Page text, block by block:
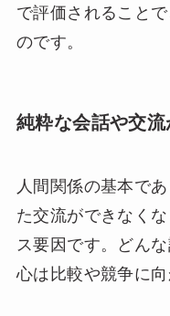
で評価されること
のです。
純粋な会話や交
人間関係の基本で
た交流ができなく
ス要因です。どん
心は比較や競争に向